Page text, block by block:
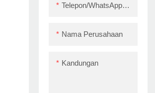
Telepon/WhatsApp/Skype
Nama Perusahaan
Kandungan